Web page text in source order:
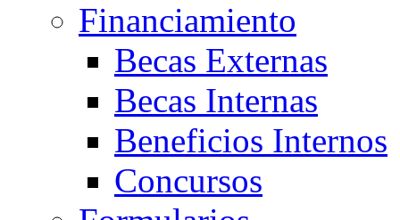
Financiamiento
Becas Externas
Becas Internas
Beneficios Internos
Concursos